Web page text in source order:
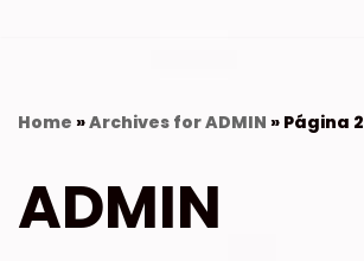
Home »Archives for ADMIN » Página 2
ADMIN